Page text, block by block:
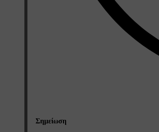
Σημείωση